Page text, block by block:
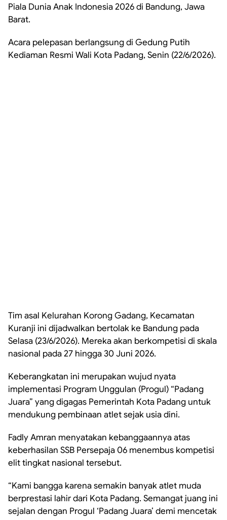
Piala Dunia Anak Indonesia 2026 di Bandung, Jawa
Barat.
Acara pelepasan berlangsung di Gedung Putih
Kediaman Resmi Wali Kota Padang, Senin (22/6/2026).
Tim asal Kelurahan Korong Gadang, Kecamatan
Kuranji ini dijadwalkan bertolak ke Bandung pada
Selasa (23/6/2026). Mereka akan berkompetisi di skala
nasional pada 27 hingga 30 Juni 2026.
Keberangkatan ini merupakan wujud nyata
implementasi Program Unggulan (Progul) “Padang
Juara” yang digagas Pemerintah Kota Padang untuk
mendukung pembinaan atlet sejak usia dini.
Fadly Amran menyatakan kebanggaannya atas
keberhasilan SSB Persepaja 06 menembus kompetisi
elit tingkat nasional tersebut.
“Kami bangga karena semakin banyak atlet muda
berprestasi lahir dari Kota Padang. Semangat juang ini
sejalan dengan Progul ‘Padang Juara’ demi mencetak